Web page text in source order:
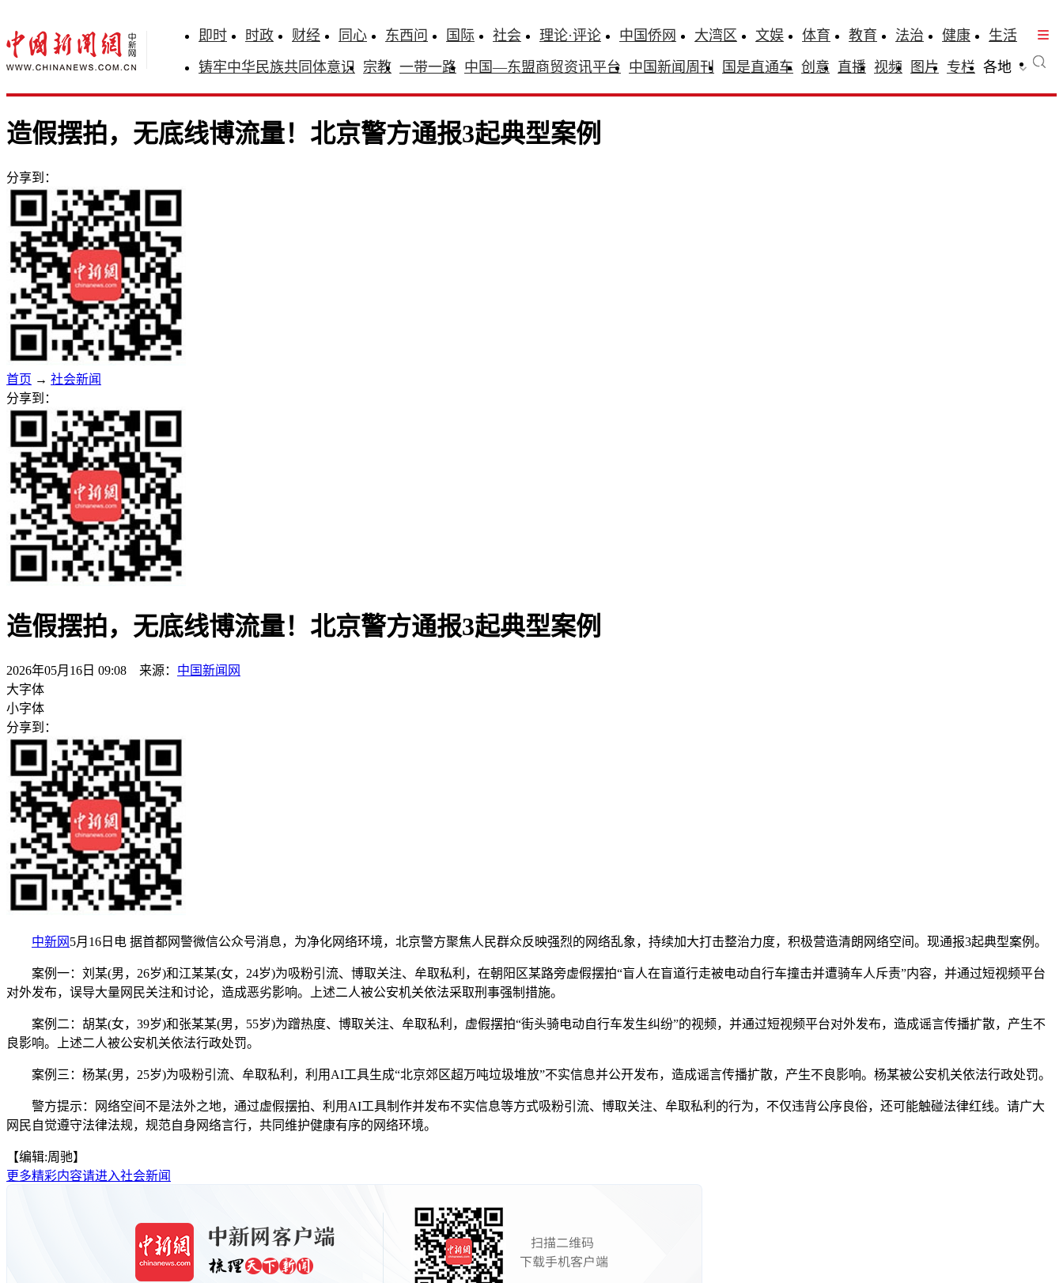
即时 时政 财经 同心 东西问 国际 社会 理论·评论 中国侨网 大湾区 文娱 体育 教育 法治 健康
生活
铸牢中华民族共同体意识 宗教 一带一路 中国—东盟商贸资讯平台 中国新闻周刊 国是直通车 创意 直播 视频 图片 专栏 各地
造假摆拍，无底线博流量！北京警方通报3起典型案例
分享到：
首页 → 社会新闻
分享到：
造假摆拍，无底线博流量！北京警方通报3起典型案例
2026年05月16日 09:08 来源： 中国新闻网
大字体
小字体
分享到：
中新网 5月16日电 据首都网警微信公众号消息，为净化网络环境，北京警方聚焦人民群众反映强烈的网络乱象，持续加大打击整治力度，积极营造清朗网络空间。现通报3起典型案例。
案例一：刘某(男，26岁)和江某某(女，24岁)为吸粉引流、博取关注、牟取私利，在朝阳区某路旁虚假摆拍“盲人在盲道行走被电动自行车撞击并遭骑车人斥责”内容，并通过短视频平台
对外发布，误导大量网民关注和讨论，造成恶劣影响。上述二人被公安机关依法采取刑事强制措施。
案例二：胡某(女，39岁)和张某某(男，55岁)为蹭热度、博取关注、牟取私利，虚假摆拍“街头骑电动自行车发生纠纷”的视频，并通过短视频平台对外发布，造成谣言传播扩散，产生不
良影响。上述二人被公安机关依法行政处罚。
案例三：杨某(男，25岁)为吸粉引流、牟取私利，利用AI工具生成“北京郊区超万吨垃圾堆放”不实信息并公开发布，造成谣言传播扩散，产生不良影响。杨某被公安机关依法行政处罚。
警方提示：网络空间不是法外之地，通过虚假摆拍、利用AI工具制作并发布不实信息等方式吸粉引流、博取关注、牟取私利的行为，不仅违背公序良俗，还可能触碰法律红线。请广大
网民自觉遵守法律法规，规范自身网络言行，共同维护健康有序的网络环境。
【编辑:周驰】
更多精彩内容请进入社会新闻